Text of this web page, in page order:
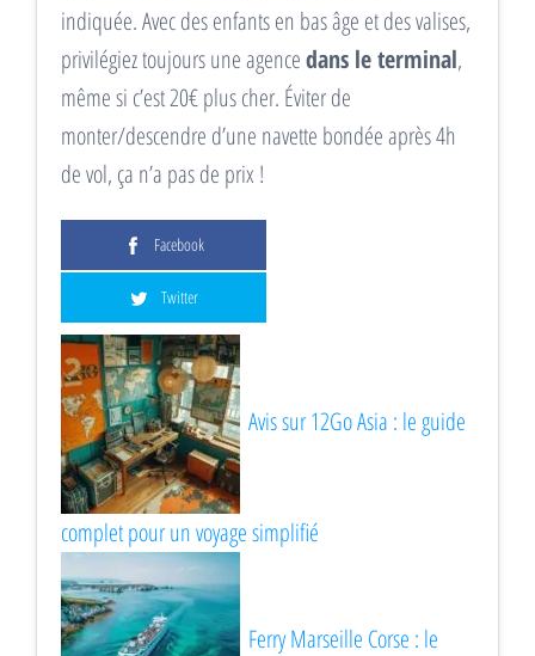
indiquée. Avec des enfants en bas âge et des valises,
privilégiez toujours une agencedans le terminal,
même si c’est 20€ plus cher. Éviter de
monter/descendre d’une navette bondée après 4h
de vol, ça n’a pas de prix !
Facebook
Twitter
Avis sur 12Go Asia : le guide
complet pour un voyage simplifié
Ferry Marseille Corse : le